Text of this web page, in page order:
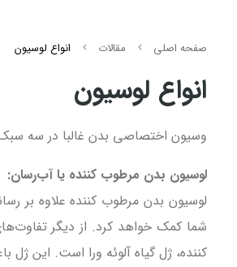
صفحه اصلی مقالات انواع لوسیون
انواع لوسیون
وسیون اختصاصی بدن غالبا در سه
لوسیون بدن مرطوب کننده یا آب‌رسان:
لوسیون بدن مرطوب کننده علاوه بر
شما کمک خواهد کرد. از دیگر
کننده، ژل گیاه آلوئه ورا است. این